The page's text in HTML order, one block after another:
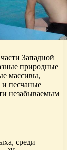
Западной
природные
массивы,
и песчаные
незабываемым
среди